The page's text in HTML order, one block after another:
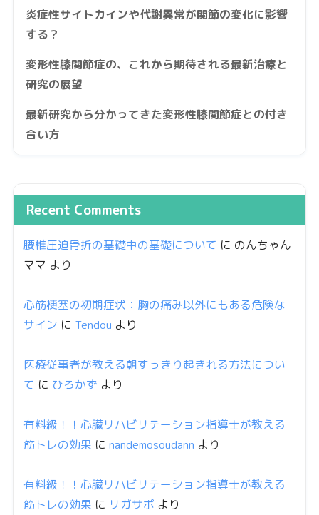
炎症性サイトカインや代謝異常が関節の変化に影響
する？
変形性膝関節症の、これから期待される最新治療と
研究の展望
最新研究から分かってきた変形性膝関節症との付き
合い方
Recent Comments
腰椎圧迫骨折の基礎中の基礎について に のんちゃん
ママ より
心筋梗塞の初期症状：胸の痛み以外にもある危険な
サイン に Tendou より
医療従事者が教える朝すっきり起きれる方法につい
て に ひろかず より
有料級！！心臓リハビリテーション指導士が教える
筋トレの効果 に nandemosoudann より
有料級！！心臓リハビリテーション指導士が教える
筋トレの効果 に リガサポ より